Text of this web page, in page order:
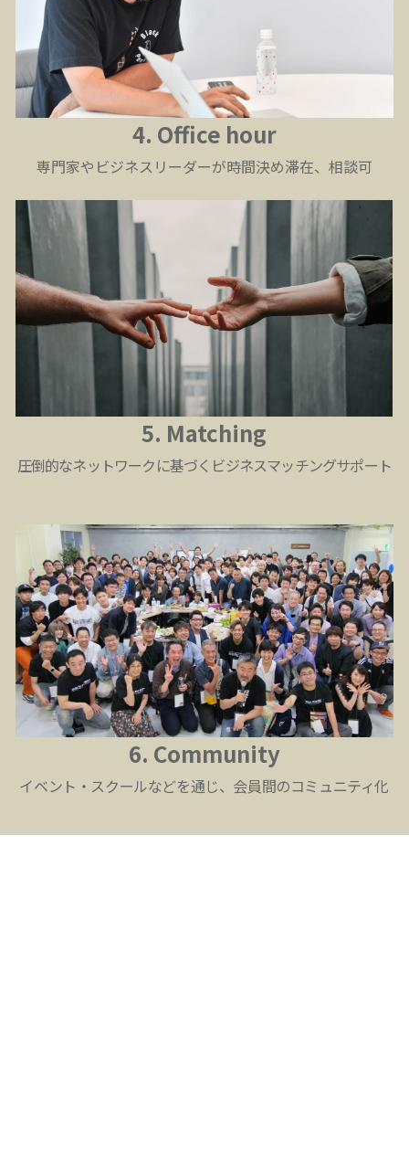
4. Office hour
専門家やビジネスリーダーが時間決め滞在、相談可
5. Matching
圧倒的なネットワークに基づくビジネスマッチングサポート
6. Community
イベント・スクールなどを通じ、会員間のコミュニティ化